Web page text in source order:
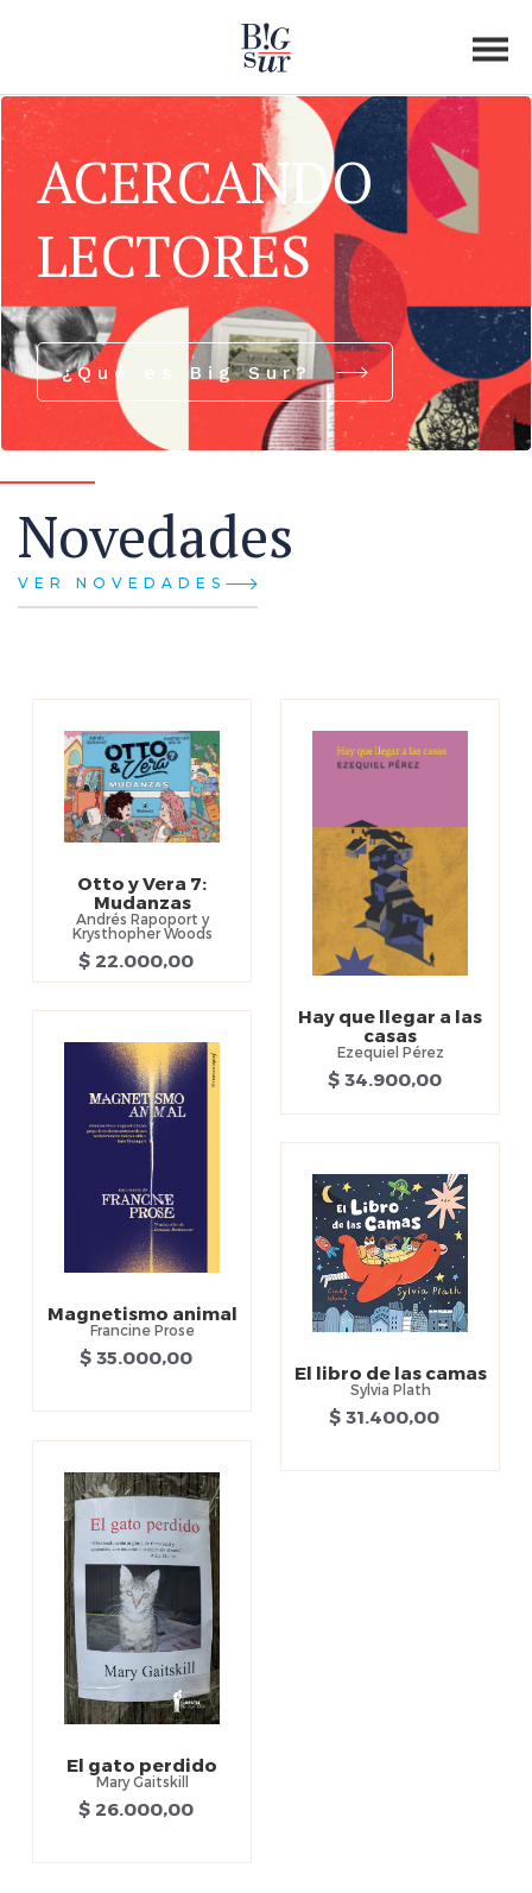
ACERCANDO
LECTORES
¿Qué es Big Sur?
Novedades
VER NOVEDADES
Otto y Vera 7:
Mudanzas
Andrés Rapoport y
Krysthopher Woods
$ 22.000,00
Hay que llegar a las
casas
Ezequiel Pérez
$ 34.900,00
Magnetismo animal
Francine Prose
$ 35.000,00
El libro de las camas
Sylvia Plath
$ 31.400,00
El gato perdido
Mary Gaitskill
$ 26.000,00